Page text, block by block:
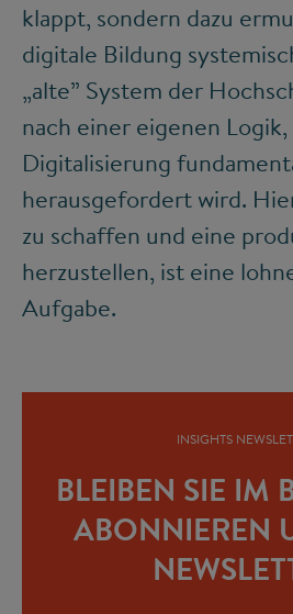
klappt, sondern dazu
digitale Bildung
„alte” System der
nach einer eigenen
Digitalisierung
herausgefordert wird.
zu schaffen und eine
herzustellen, ist eine
Aufgabe.
INSIGHTS
BLEIBEN SIE IM
ABONNIEREN